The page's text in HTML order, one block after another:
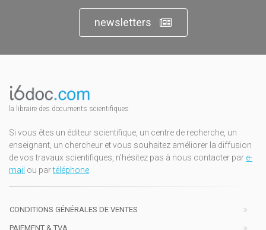
newsletters
la libraire des documents scientifiques
Si vous êtes un éditeur scientifique, un centre de recherche, un
enseignant, un chercheur et vous souhaitez améliorer la diffusion
de vos travaux scientifiques, n'hésitez pas à nous contacter par e-
mail ou partéléphone
CONDITIONS GÉNÉRALES DE VENTES
PAIEMENT & TVA